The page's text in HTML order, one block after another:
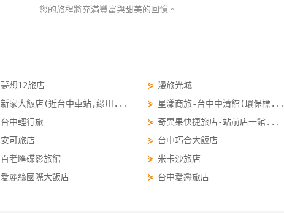
您的旅程將充滿豐富與甜美的回憶。
夢想12旅店 ⋟ 漫旅光城
新家大飯店(近台中車站,綠川... ⋟ 星漾商旅-台中中清館(環保標...
台中輕行旅 ⋟ 奇異果快捷旅店-站前店一館...
安可旅店 ⋟ 台中巧合大飯店
百老匯碟影旅館 ⋟ 米卡沙旅店
愛麗絲國際大飯店 ⋟ 台中愛戀旅店